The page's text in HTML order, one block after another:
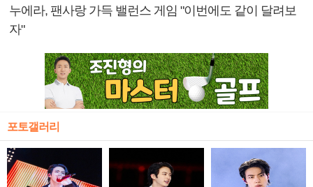
누에라, 팬사랑 가득 밸런스 게임 "이번에도 같이 달려보
자"
포토갤러리